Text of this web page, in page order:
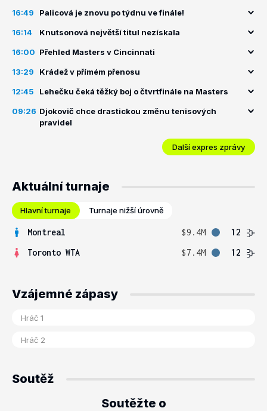
16:49 Palicová je znovu po týdnu ve finále!
16:14 Knutsonová největší titul nezískala
16:00 Přehled Masters v Cincinnati
13:29 Krádež v přímém přenosu
12:45 Lehečku čeká těžký boj o čtvrtfinále na Masters
09:26 Djokovič chce drastickou změnu tenisových
pravidel
Další expres zprávy
Aktuální turnaje
Hlavní turnaje Turnaje nižší úrovně
Montreal $9.4M
12
Toronto WTA
$7.4M 12
Vzájemné zápasy
Soutěž
Soutěžte o